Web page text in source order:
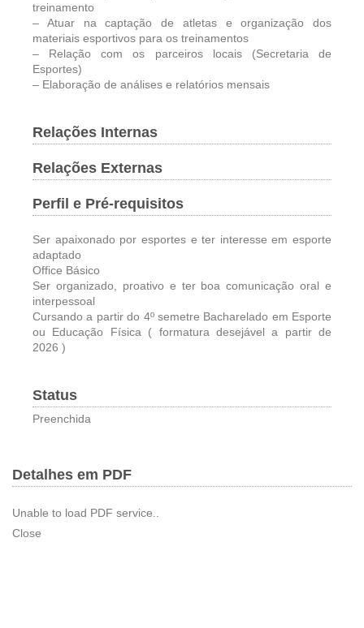
treinamento
– Atuar na captação de atletas e organização dos
materiais esportivos para os treinamentos
– Relação com os parceiros locais (Secretaria de
Esportes)
– Elaboração de análises e relatórios mensais
Relações Internas
Relações Externas
Perfil e Pré-requisitos
Ser apaixonado por esportes e ter interesse em esporte
adaptado
Office Básico
Ser organizado, proativo e ter boa comunicação oral e
interpessoal
Cursando a partir do 4º semetre Bacharelado em Esporte
ou Educação Física ( formatura desejável a partir de
2026 )
Status
Preenchida
Detalhes em PDF
Unable to load PDF service..
Close